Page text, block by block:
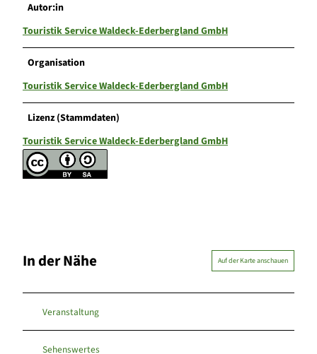
Autor:in
Touristik Service Waldeck-Ederbergland GmbH
Organisation
Touristik Service Waldeck-Ederbergland GmbH
Lizenz (Stammdaten)
Touristik Service Waldeck-Ederbergland GmbH
In der Nähe Auf der Karte anschauen
Veranstaltung
Sehenswertes